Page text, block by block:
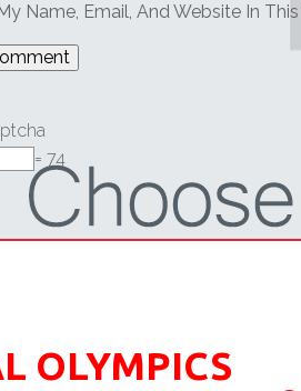
Name, Email, And Website In
= 74
OLYMPICS